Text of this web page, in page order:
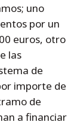
uno
por un
euros, otro
las
de
importe de
de
a financiar